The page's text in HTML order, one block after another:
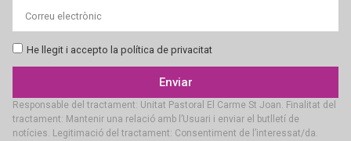
He llegit i accepto la política de privacitat
Enviar
Responsable del tractament: Unitat Pastoral El Carme St Joan. Finalitat del
tractament: Mantenir una relació amb l’Usuari i enviar el butlletí de
notícies. Legitimació del tractament: Consentiment de l’interessat/da.